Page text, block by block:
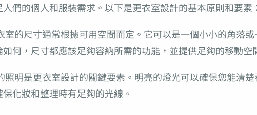
們的個人和服裝需求。以下是更衣室設計的基本原則和要素
室的尺寸通常根據可用空間而定。它可以是一個小小的角落或
何，尺寸都應該足夠容納所需的功能，並提供足夠的移動空
照明是更衣室設計的關鍵要素。明亮的燈光可以確保您能清楚
化妝和整理時有足夠的光線。